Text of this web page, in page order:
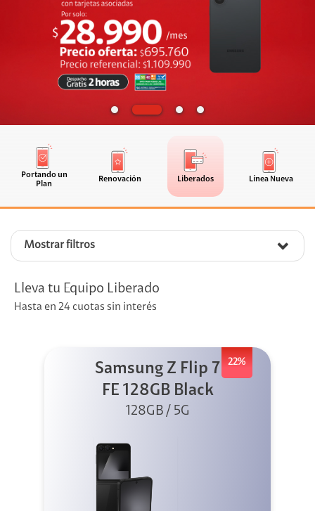
Portando un
Plan
Renovación Liberados Línea Nueva
Mostrar filtros
Lleva tu Equipo Liberado
Hasta en 24 cuotas sin interés
22%
Samsung Z Flip 7
FE 128GB Black
128GB / 5G